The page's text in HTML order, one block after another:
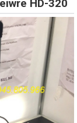
HD-320